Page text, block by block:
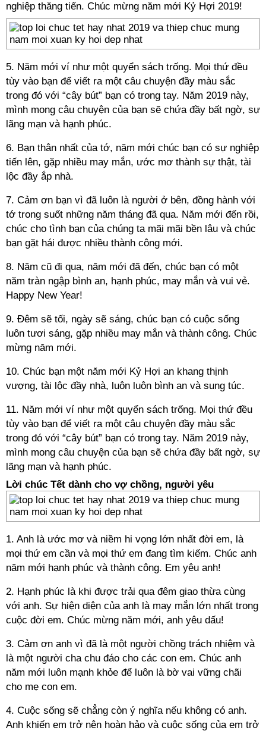
nghiệp thăng tiến. Chúc mừng năm mới Kỷ Hợi 2019!
5. Năm mới ví như một quyển sách trống. Mọi thứ đều
tùy vào bạn để viết ra một câu chuyện đầy màu sắc
trong đó với “cây bút” bạn có trong tay. Năm 2019 này,
mình mong câu chuyện của bạn sẽ chứa đầy bất ngờ, sự
lãng mạn và hạnh phúc.
6. Bạn thân nhất của tớ, năm mới chúc bạn có sự nghiệp
tiến lên, gặp nhiều may mắn, ước mơ thành sự thật, tài
lộc đầy ắp nhà.
7. Cảm ơn bạn vì đã luôn là người ở bên, đồng hành với
tớ trong suốt những năm tháng đã qua. Năm mới đến rồi,
chúc cho tình bạn của chúng ta mãi mãi bền lâu và chúc
bạn gặt hái được nhiều thành công mới.
8. Năm cũ đi qua, năm mới đã đến, chúc bạn có một
năm tràn ngập bình an, hạnh phúc, may mắn và vui vẻ.
Happy New Year!
9. Đêm sẽ tối, ngày sẽ sáng, chúc bạn có cuộc sống
luôn tươi sáng, gặp nhiều may mắn và thành công. Chúc
mừng năm mới.
10. Chúc bạn một năm mới Kỷ Hợi an khang thịnh
vượng, tài lộc đầy nhà, luôn luôn bình an và sung túc.
11. Năm mới ví như một quyển sách trống. Mọi thứ đều
tùy vào bạn để viết ra một câu chuyện đầy màu sắc
trong đó với “cây bút” bạn có trong tay. Năm 2019 này,
mình mong câu chuyện của bạn sẽ chứa đầy bất ngờ, sự
lãng mạn và hạnh phúc.
Lời chúc Tết dành cho vợ chồng, người yêu
1. Anh là ước mơ và niềm hi vọng lớn nhất đời em, là
mọi thứ em cần và mọi thứ em đang tìm kiếm. Chúc anh
năm mới hạnh phúc và thành công. Em yêu anh!
2. Hạnh phúc là khi được trải qua đêm giao thừa cùng
với anh. Sự hiện diện của anh là may mắn lớn nhất trong
cuộc đời em. Chúc mừng năm mới, anh yêu dấu!
3. Cảm ơn anh vì đã là một người chồng trách nhiệm và
là một người cha chu đáo cho các con em. Chúc anh
năm mới luôn mạnh khỏe để luôn là bờ vai vững chãi
cho mẹ con em.
4. Cuộc sống sẽ chẳng còn ý nghĩa nếu không có anh.
Anh khiến em trở nên hoàn hảo và cuộc sống của em trở